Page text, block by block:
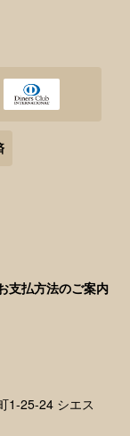
支払方法のご案内
1-25-24 シエス